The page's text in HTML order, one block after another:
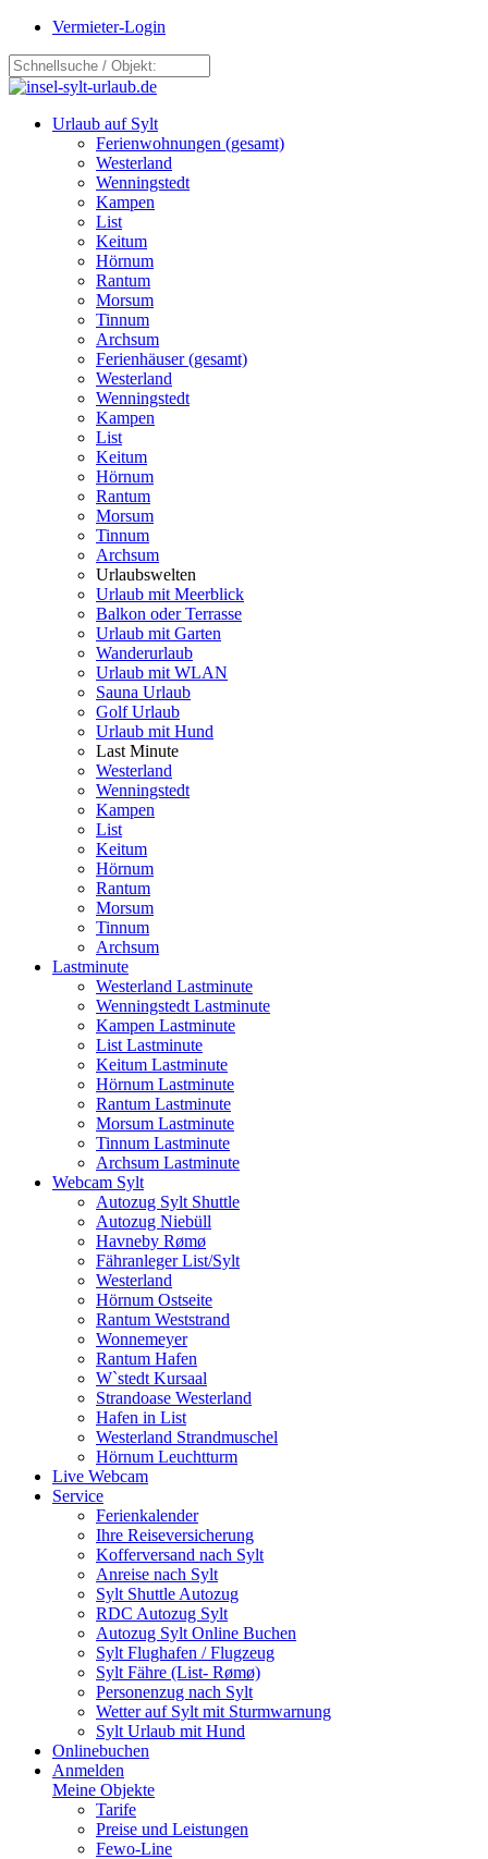
Vermieter-Login
Urlaub auf Sylt
Ferienwohnungen (gesamt)
Westerland
Wenningstedt
Kampen
List
Keitum
Hörnum
Rantum
Morsum
Tinnum
Archsum
Ferienhäuser (gesamt)
Westerland
Wenningstedt
Kampen
List
Keitum
Hörnum
Rantum
Morsum
Tinnum
Archsum
Urlaubswelten
Urlaub mit Meerblick
Balkon oder Terrasse
Urlaub mit Garten
Wanderurlaub
Urlaub mit WLAN
Sauna Urlaub
Golf Urlaub
Urlaub mit Hund
Last Minute
Westerland
Wenningstedt
Kampen
List
Keitum
Hörnum
Rantum
Morsum
Tinnum
Archsum
Lastminute
Westerland Lastminute
Wenningstedt Lastminute
Kampen Lastminute
List Lastminute
Keitum Lastminute
Hörnum Lastminute
Rantum Lastminute
Morsum Lastminute
Tinnum Lastminute
Archsum Lastminute
Webcam Sylt
Autozug Sylt Shuttle
Autozug Niebüll
Havneby Rømø
Fähranleger List/Sylt
Westerland
Hörnum Ostseite
Rantum Weststrand
Wonnemeyer
Rantum Hafen
W`stedt Kursaal
Strandoase Westerland
Hafen in List
Westerland Strandmuschel
Hörnum Leuchtturm
Live Webcam
Service
Ferienkalender
Ihre Reiseversicherung
Kofferversand nach Sylt
Anreise nach Sylt
Sylt Shuttle Autozug
RDC Autozug Sylt
Autozug Sylt Online Buchen
Sylt Flughafen / Flugzeug
Sylt Fähre (List- Rømø)
Personenzug nach Sylt
Wetter auf Sylt mit Sturmwarnung
Sylt Urlaub mit Hund
Onlinebuchen
Anmelden
Meine Objekte
Tarife
Preise und Leistungen
Fewo-Line